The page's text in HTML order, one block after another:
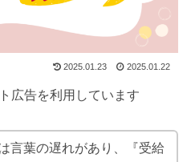
2025.01.23 2025.01.22
広告を利用しています
言葉の遅れがあり、『受給